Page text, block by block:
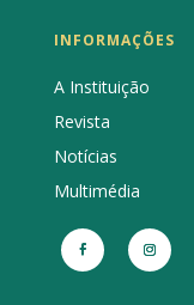
INFORMAÇÕES
A Instituição
Revista
Notícias
Multimédia